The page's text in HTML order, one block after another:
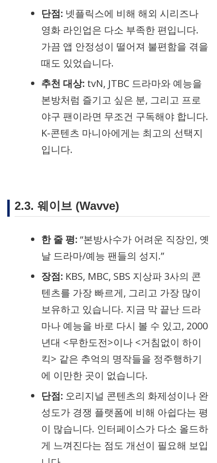
단점: 넷플릭스에 비해 해외 시리즈나
영화 라인업은 다소 부족한 편입니다.
가끔 앱 안정성이 떨어져 불편함을 겪을
때도 있었습니다.
추천 대상: tvN, JTBC 드라마와 예능을
본방처럼 즐기고 싶은 분, 그리고 프로
야구 팬이라면 무조건 구독해야 합니다.
K-콘텐츠 마니아에게는 최고의 선택지
입니다.
2.3. 웨이브 (Wavve)
한 줄 평: “본방사수가 어려운 직장인, 옛
날 드라마/예능 팬들의 성지.”
장점: KBS, MBC, SBS 지상파 3사의 콘
텐츠를 가장 빠르게, 그리고 가장 많이
보유하고 있습니다. 지금 막 끝난 드라
마나 예능을 바로 다시 볼 수 있고, 2000
년대 <무한도전>이나 <거침없이 하이
킥> 같은 추억의 명작들을 정주행하기
에 이만한 곳이 없습니다.
단점: 오리지널 콘텐츠의 화제성이나 완
성도가 경쟁 플랫폼에 비해 아쉽다는 평
이 많습니다. 인터페이스가 다소 올드하
게 느껴진다는 점도 개선이 필요해 보입